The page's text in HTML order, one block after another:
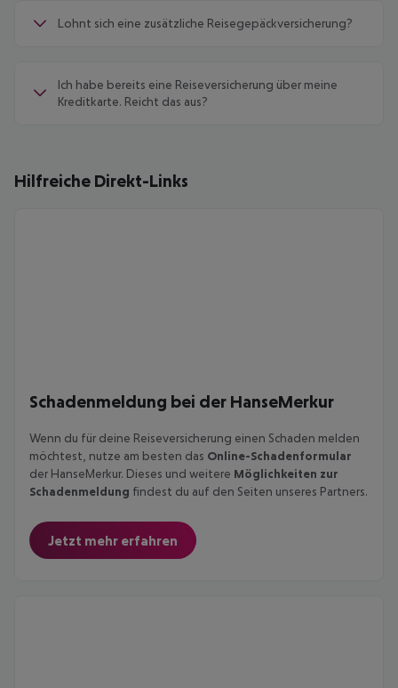
Lohnt sich eine zusätzliche Reisegepäckversicherung?
Ich habe bereits eine Reiseversicherung über meine
Kreditkarte. Reicht das aus?
Hilfreiche Direkt-Links
Schadenmeldung bei der HanseMerkur
Wenn du für deine Reiseversicherung einen Schaden melden
möchtest, nutze am besten das Online-Schadenformular
der HanseMerkur. Dieses und weitere Möglichkeiten zur
Schadenmeldung findest du auf den Seiten unseres Partners.
Jetzt mehr erfahren